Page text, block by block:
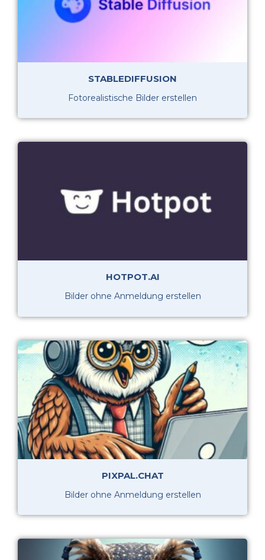
STABLEDIFFUSION
Fotorealistische Bilder erstellen
HOTPOT.AI
Bilder ohne Anmeldung erstellen
PIXPAL.CHAT
Bilder ohne Anmeldung erstellen